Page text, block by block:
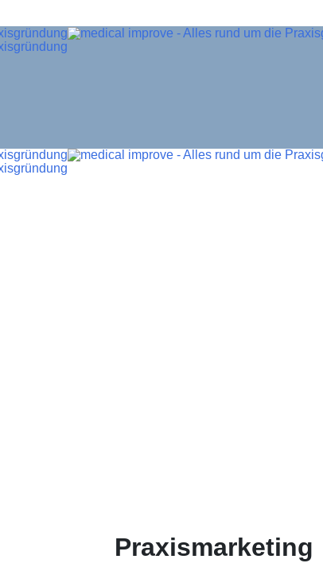
Praxismarketing